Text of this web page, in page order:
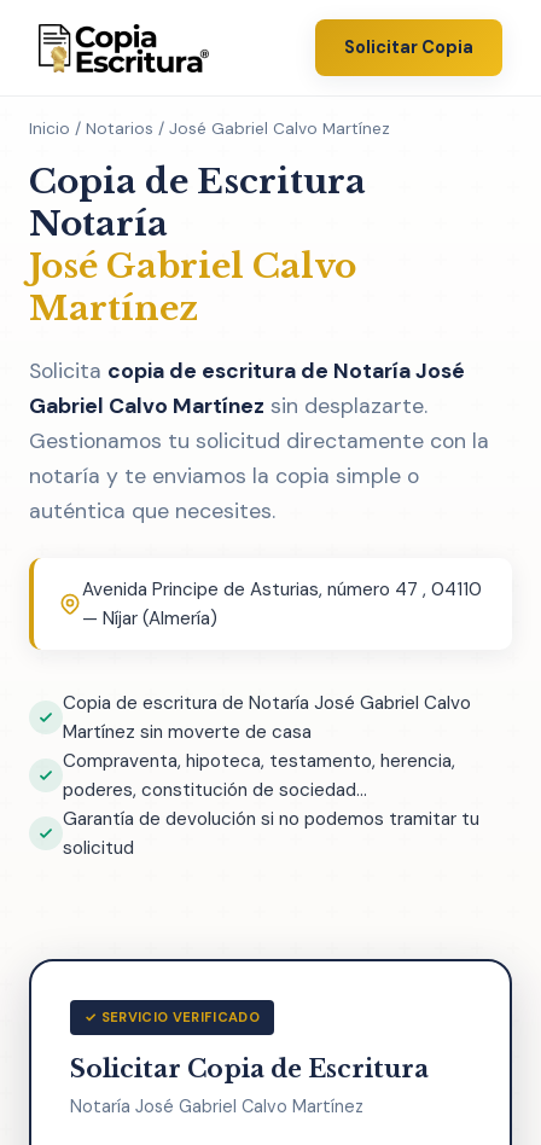
Solicitar Copia
Inicio / Notarios / José Gabriel Calvo Martínez
Copia de Escritura
Notaría
José Gabriel Calvo
Martínez
Solicita copia de escritura de Notaría José
Gabriel Calvo Martínez sin desplazarte.
Gestionamos tu solicitud directamente con la
notaría y te enviamos la copia simple o
auténtica que necesites.
Avenida Principe de Asturias, número 47 , 04110
— Níjar (Almería)
Copia de escritura de Notaría José Gabriel Calvo
Martínez sin moverte de casa
Compraventa, hipoteca, testamento, herencia,
poderes, constitución de sociedad...
Garantía de devolución si no podemos tramitar tu
solicitud
✓ SERVICIO VERIFICADO
Solicitar Copia de Escritura
Notaría José Gabriel Calvo Martínez